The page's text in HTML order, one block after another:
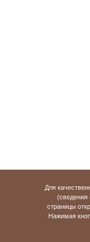
Для
(сведения
страницы
Нажимая